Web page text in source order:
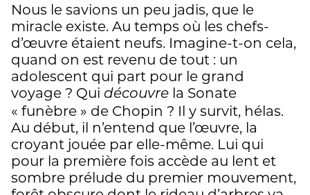
Nous le savions un peu jadis, que le
miracle existe. Au temps où les chefs-
d’œuvre étaient neufs. Imagine-t-on cela,
quand on est revenu de tout : un
adolescent qui part pour le grand
voyage ? Qui découvre la Sonate
« funèbre » de Chopin ? Il y survit, hélas.
Au début, il n’entend que l’œuvre, la
croyant jouée par elle-même. Lui qui
pour la première fois accède au lent et
sombre prélude du premier mouvement,